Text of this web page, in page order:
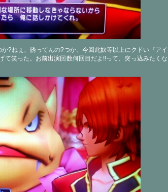
?ねぇ、誘ってんの?つか、今回此奴等以上にクドい『アイ
て笑った。お前出演回数何回目だよ!!って、突っ込みたくな